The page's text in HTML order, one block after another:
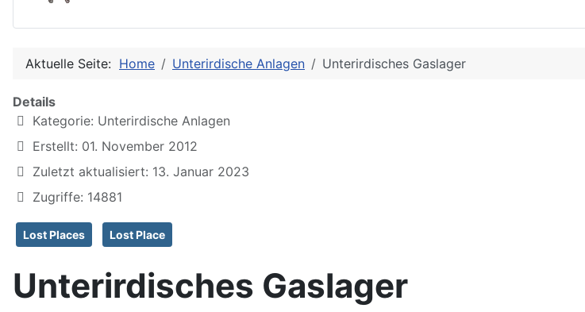
Aktuelle Seite: Home Unterirdische Anlagen Unterirdisches Gaslager
Details
Kategorie: Unterirdische Anlagen
Erstellt: 01. November 2012
Zuletzt aktualisiert: 13. Januar 2023
Zugriffe: 14881
Lost Places Lost Place
Unterirdisches Gaslager